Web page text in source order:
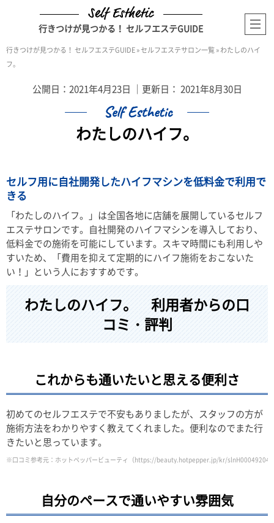
行きつけが見つかる！ セルフエステGUIDE
行きつけが見つかる！ セルフエステGUIDE»セルフエステサロン一覧»わたしのハイ
フ。
公開日： 2021年4月23日 ｜更新日： 2021年8月30日
わたしのハイフ。
セルフ用に自社開発したハイフマシンを低料金で利用で
きる
「わたしのハイフ。」は全国各地に店舗を展開しているセルフ
エステサロンです。自社開発のハイフマシンを導入しており、
低料金での施術を可能にしています。スキマ時間にも利用しや
すいため、「費用を抑えて定期的にハイフ施術をおこないた
い！」という人におすすめです。
わたしのハイフ。 利用者からの口
コミ・評判
これからも通いたいと思える便利さ
初めてのセルフエステで不安もありましたが、スタッフの方が
施術方法をわかりやすく教えてくれました。便利なのでまた行
きたいと思っています。
※口コミ参考元：ホットペッパービューティ （https://beauty.hotpepper.jp/kr/
自分のペースで通いやすい雰囲気